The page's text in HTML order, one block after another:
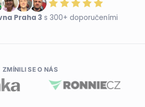
Praha 3s 300+ doporučeními
ZMÍNILI SE O NÁS